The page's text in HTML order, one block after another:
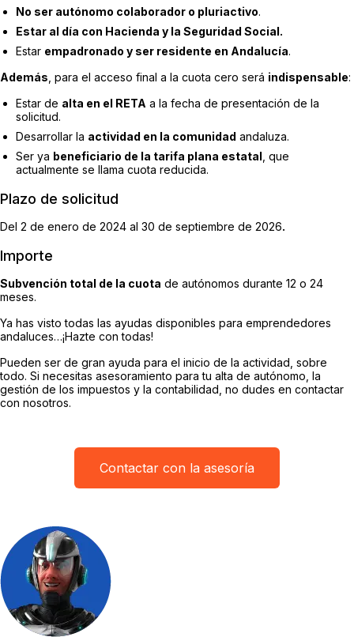
No ser autónomo colaborador o pluriactivo.
Estar al día con Hacienda y la Seguridad Social.
Estar empadronado y ser residente en Andalucía.
Además , para el acceso final a la cuota cero será indispensable:
Estar de alta en el RETA a la fecha de presentación de la
solicitud.
Desarrollar la actividad en la comunidad andaluza.
Ser ya beneficiario de la tarifa plana estatal , que
actualmente se llama cuota reducida.
Plazo de solicitud
Del 2 de enero de 2024 al 30 de septiembre de 2026.
Importe
Subvención total de la cuota de autónomos durante 12 o 24
meses.
Ya has visto todas las ayudas disponibles para emprendedores
andaluces…¡Hazte con todas!
Pueden ser de gran ayuda para el inicio de la actividad, sobre
todo. Si necesitas asesoramiento para tu alta de autónomo, la
gestión de los impuestos y la contabilidad, no dudes en contactar
con nosotros.
Contactar con la asesoría